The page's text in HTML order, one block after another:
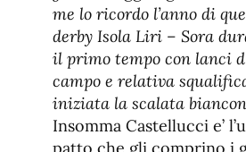
me lo ricordo l’anno di
derby Isola Liri – Sora
il primo tempo con lanci
campo e relativa
iniziata la scalata
Insomma Castellucci e’